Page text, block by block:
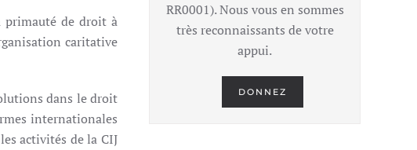
de droit à
caritative
dans le droit
internationales
activités de la CIJ
RR0001). Nous vous en sommes
très reconnaissants de votre
appui.
DONNEZ